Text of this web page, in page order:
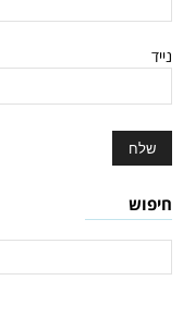
נייד
חיפוש